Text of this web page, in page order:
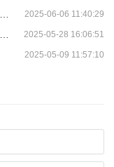
2025-06-06 11:40:29
2025-05-28 16:06:51
2025-05-09 11:57:10